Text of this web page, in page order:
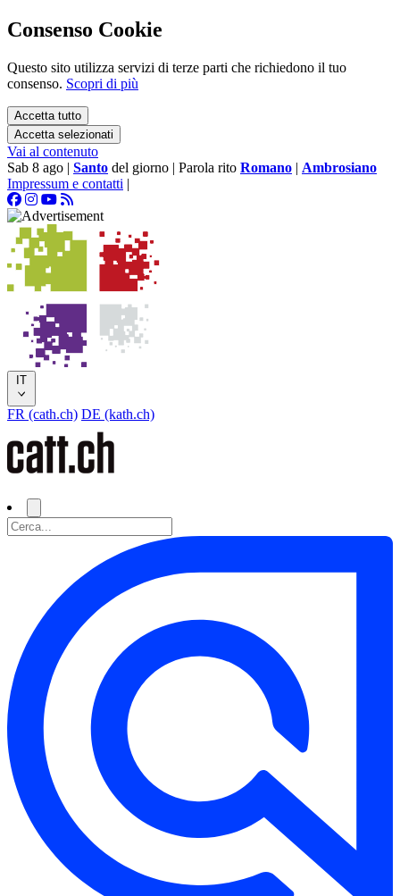
Consenso Cookie
Questo sito utilizza servizi di terze parti che richiedono il tuo
consenso. Scopri di più
Accetta tutto
Accetta selezionati
Vai al contenuto
Sab 8 ago | Santo del giorno | Parola rito Romano | Ambrosiano
Impressum e contatti |
IT
FR (cath.ch) DE (kath.ch)